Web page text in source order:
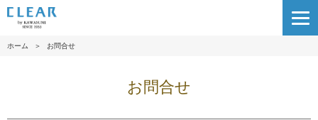
ホーム ＞ お問合せ
お問合せ